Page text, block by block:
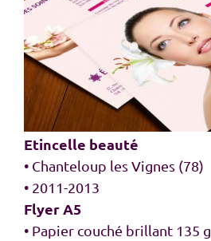
Etincelle beauté
• Chanteloup les Vignes (78)
• 2011-2013
Flyer A5
• Papier couché brillant 135 g